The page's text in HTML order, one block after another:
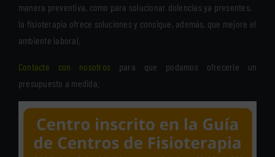
manera preventiva, como para solucionar dolencias ya presentes,
la fisioterapia ofrece soluciones y consigue, además, que mejore el
ambiente laboral.
Contacte con nosotros para que podamos ofrecerle un
presupuesto a medida.